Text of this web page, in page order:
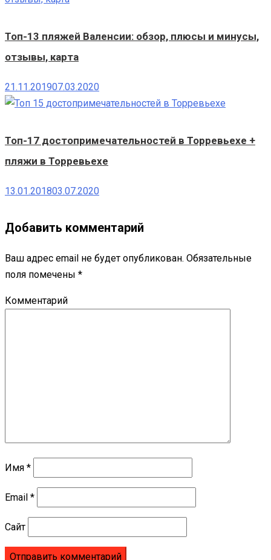
Топ-13 пляжей Валенсии: обзор, плюсы и минусы,
отзывы, карта
21.11.201907.03.2020
Топ-17 достопримечательностей в Торревьехе +
пляжи в Торревьехе
13.01.201803.07.2020
Добавить комментарий
Ваш адрес email не будет опубликован. Обязательные
поля помечены *
Комментарий
Имя *
Email *
Сайт